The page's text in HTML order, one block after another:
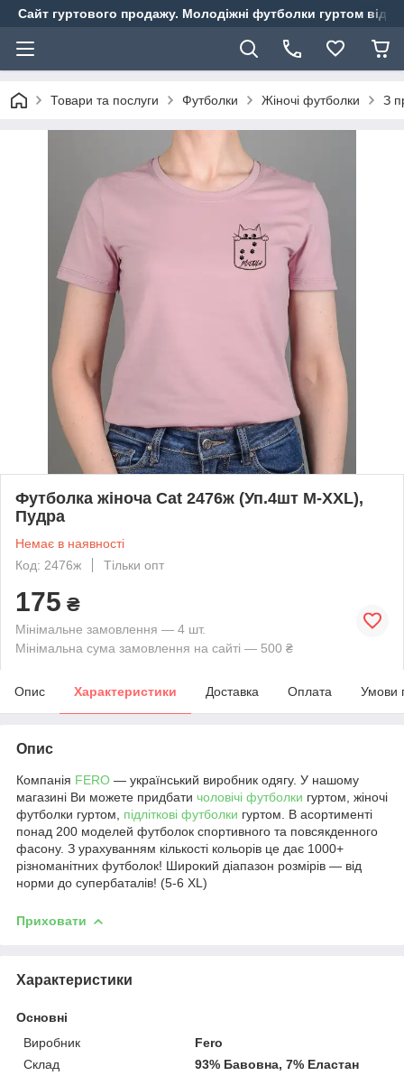
Сайт гуртового продажу. Молодіжні футболки гуртом від
Товари та послуги Футболки Жіночі футболки З
Футболка жіноча Cat 2476ж (Уп.4шт M-XXL),
Пудра
Немає в наявності
Код: 2476ж
Тільки опт
175 ₴
Мінімальне замовлення — 4 шт.
Мінімальна сума замовлення на сайті — 500 ₴
Опис Характеристики Доставка Оплата Умови
Опис
Компанія FERO — український виробник одягу. У нашому
магазині Ви можете придбати чоловічі футболки гуртом, жіночі
футболки гуртом, підліткові футболки гуртом. В асортименті
понад 200 моделей футболок спортивного та повсякденного
фасону. З урахуванням кількості кольорів це дає 1000+
різноманітних футболок! Широкий діапазон розмірів — від
норми до супербаталів! (5-6 XL)
Приховати
Характеристики
Основні
Виробник
Fero
Склад
93% Бавовна, 7% Еластан